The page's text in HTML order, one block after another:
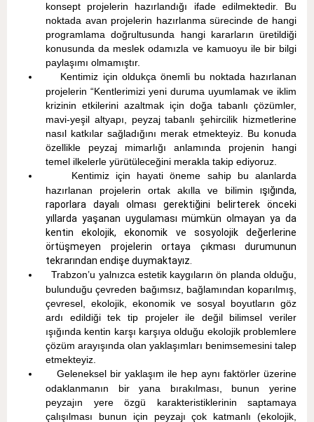
konsept projelerin hazırlandığı ifade edilmektedir. Bu
noktada avan projelerin hazırlanma sürecinde de hangi
programlama doğrultusunda hangi kararların üretildiği
konusunda da meslek odamızla ve kamuoyu ile bir bilgi
paylaşımı olmamıştır.
Kentimiz için oldukça önemli bu noktada hazırlanan
projelerin “Kentlerimizi yeni duruma uyumlamak ve iklim
krizinin etkilerini azaltmak için doğa tabanlı çözümler,
mavi-yeşil altyapı, peyzaj tabanlı şehircilik hizmetlerine
nasıl katkılar sağladığını merak etmekteyiz. Bu konuda
özellikle peyzaj mimarlığı anlamında projenin hangi
temel ilkelerle yürütüleceğini merakla takip ediyoruz.
Kentimiz için hayati öneme sahip bu alanlarda
hazırlanan projelerin ortak akılla ve bilimin ışığında,
raporlara dayalı olması gerektiğini belirterek önceki
yıllarda yaşanan uygulaması mümkün olmayan ya da
kentin ekolojik, ekonomik ve sosyolojik değerlerine
örtüşmeyen projelerin ortaya çıkması durumunun
tekrarından endişe duymaktayız.
Trabzon’u yalnızca estetik kaygıların ön planda olduğu,
bulunduğu çevreden bağımsız, bağlamından koparılmış,
çevresel, ekolojik, ekonomik ve sosyal boyutların göz
ardı edildiği tek tip projeler ile değil bilimsel veriler
ışığında kentin karşı karşıya olduğu ekolojik problemlere
çözüm arayışında olan yaklaşımları benimsemesini talep
etmekteyiz.
Geleneksel bir yaklaşım ile hep aynı faktörler üzerine
odaklanmanın bir yana bırakılması, bunun yerine
peyzajın yere özgü karakteristiklerinin saptamaya
çalışılması bunun için peyzajı çok katmanlı (ekolojik,